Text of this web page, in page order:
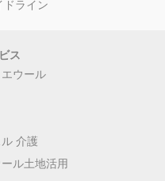
ドライン
ス
ウール
介護
ル土地活用